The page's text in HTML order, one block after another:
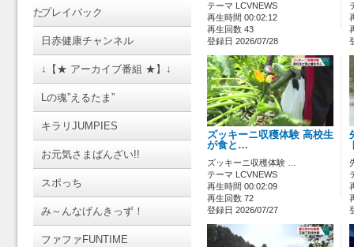
たプレイバック
日赤健康チャンネル
↓【★ アーカイブ番組 ★】↓
Lの魂”えるたま”
キラリJUMPIES
お元気さまばんざい!!
スポっち
み～んなげんきっず！
ファファFUNTIME
テーマ LCVNEWS
再生時間 00:02:12
再生回数 43
登録日 2026/07/28
ズッキーニ収穫体験 高校生
が食と…
ズッキーニ収穫体験 …
テーマ LCVNEWS
再生時間 00:02:09
再生回数 72
登録日 2026/07/27